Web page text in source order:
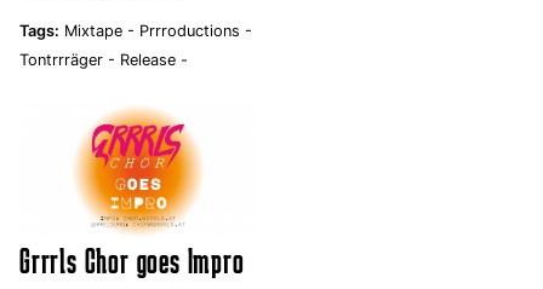
Tags: Mixtape - Prrroductions -
Tontrrräger - Release -
Grrrls Chor goes Impro